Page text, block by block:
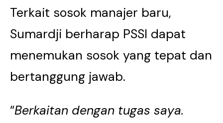
Terkait sosok manajer baru,
Sumardji berharap PSSI dapat
menemukan sosok yang tepat dan
bertanggung jawab.
“Berkaitan dengan tugas saya.